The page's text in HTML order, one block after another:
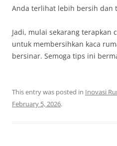
Anda terlihat lebih bersih dan
Jadi, mulai sekarang terapkan
untuk membersihkan kaca
bersinar. Semoga tips ini
This entry was posted in Inovasi
February 5, 2026.